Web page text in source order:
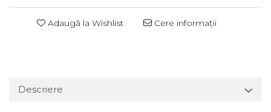
Adaugă la Wishlist Cere informații
Descriere